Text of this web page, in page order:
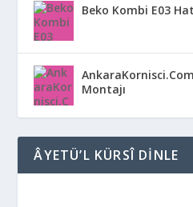
Beko Kombi E03
Montajı
ÂYETÜ’L KÜRSÎ DINLE